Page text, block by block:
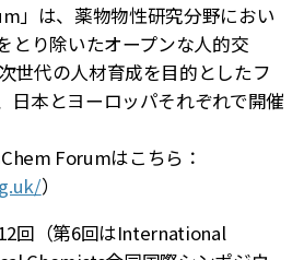
」は、薬物物性研究分野におい
とり除いたオープンな人的交
世代の人材育成を目的としたフ
日本とヨーロッパそれぞれで開催
Forumはこちら：
）
回（第6回はInternational